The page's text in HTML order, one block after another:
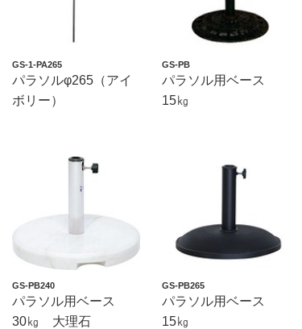
GS-1-PA265
パラソルφ265（アイ
ボリー）
GS-PB
パラソル用ベース
15㎏
GS-PB240
パラソル用ベース
30㎏ 大理石
GS-PB265
パラソル用ベース
15㎏